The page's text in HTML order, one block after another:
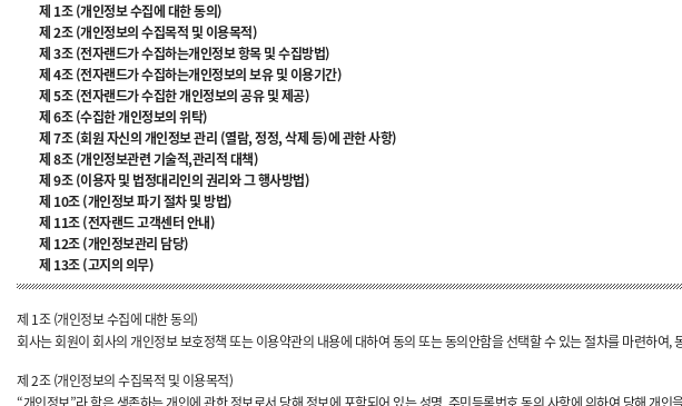
제 1조 (개인정보 수집에 대한 동의)
제 2조 (개인정보의 수집목적 및 이용목적)
제 3조 (전자랜드가 수집하는개인정보 항목 및 수집방법)
제 4조 (전자랜드가 수집하는개인정보의 보유 및 이용기간)
제 5조 (전자랜드가 수집한 개인정보의 공유 및 제공)
제 6조 (수집한 개인정보의 위탁)
제 7조 (회원 자신의 개인정보 관리 (열람, 정정, 삭제 등)에 관한 사항)
제 8조 (개인정보관련 기술적,관리적 대책)
제 9조 (이용자 및 법정대리인의 권리와 그 행사방법)
제 10조 (개인정보 파기 절차 및 방법)
제 11조 (전자랜드 고객센터 안내)
제 12조 (개인정보관리 담당)
제 13조 (고지의 의무)
제 1조 (개인정보 수집에 대한 동의)
회사는 회원이 회사의 개인정보 보호정책 또는 이용약관의 내용에 대하여 동의 또는 동의안함을 선택할 수 있는 절차를 마련하여,
제 2조 (개인정보의 수집목적 및 이용목적)